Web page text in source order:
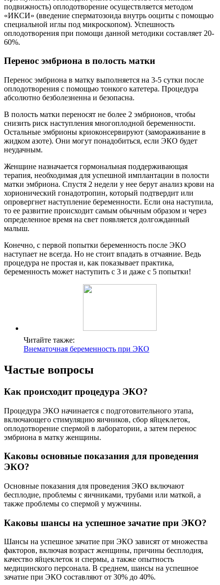
подвижность) оплодотворение осуществляется методом
«ИКСИ» (введение сперматозоида внутрь ооциты с помощью
специальной иглы под микроскопом). Успешность
оплодотворения при помощи данной методики составляет 20-
60%.
Перенос эмбриона в полость матки
Перенос эмбриона в матку выполняется на 3-5 сутки после
оплодотворения с помощью тонкого катетера. Процедура
абсолютно безболезненна и безопасна.
В полость матки переносят не более 2 эмбрионов, чтобы
снизить риск наступления многоплодной беременности.
Остальные эмбрионы криоконсервируют (замораживание в
жидком азоте). Они могут понадобиться, если ЭКО будет
неудачным.
Женщине назначается гормональная поддерживающая
терапия, необходимая для успешной имплантации в полости
матки эмбриона. Спустя 2 недели у нее берут анализ крови на
хорионический гонадотропин, который подтвердит или
опровергнет наступление беременности. Если она наступила,
то ее развитие происходит самым обычным образом и через
определенное время на свет появляется долгожданный
малыш.
Конечно, с первой попытки беременность после ЭКО
наступает не всегда. Но не стоит впадать в отчаяние. Ведь
процедура не простая и, как показывает практика,
беременность может наступить с 3 и даже с 5 попытки!
Читайте также:
Внематочная беременность при ЭКО
Частые вопросы
Как происходит процедура ЭКО?
Процедура ЭКО начинается с подготовительного этапа,
включающего стимуляцию яичников, сбор яйцеклеток,
оплодотворение спермой в лаборатории, а затем перенос
эмбриона в матку женщины.
Каковы основные показания для проведения
ЭКО?
Основные показания для проведения ЭКО включают
бесплодие, проблемы с яичниками, трубами или маткой, а
также проблемы со спермой у мужчины.
Каковы шансы на успешное зачатие при ЭКО?
Шансы на успешное зачатие при ЭКО зависят от множества
факторов, включая возраст женщины, причины бесплодия,
качество яйцеклеток и спермы, а также опытность
медицинского персонала. В среднем, шансы на успешное
зачатие при ЭКО составляют от 30% до 40%.